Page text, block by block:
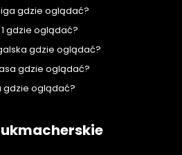
gdzie oglądać?
1 gdzie oglądać?
gdzie oglądać?
gdzie oglądać?
gdzie oglądać?